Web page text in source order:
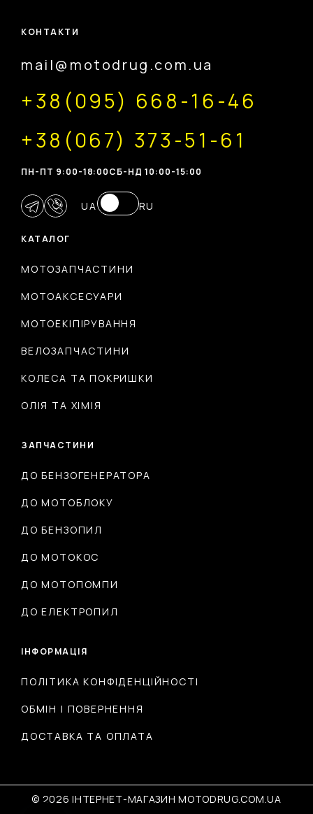
КАТАЛОГ
МОТОЗАПЧАСТИНИ
МОТОАКСЕСУАРИ
МОТОЕКІПІРУВАННЯ
ВЕЛОЗАПЧАСТИНИ
КОЛЕСА ТА ПОКРИШКИ
ОЛІЯ ТА ХІМІЯ
ЗАПЧАСТИНИ
ДО БЕНЗОГЕНЕРАТОРА
ДО МОТОБЛОКУ
ДО БЕНЗОПИЛ
ДО МОТОКОС
ДО МОТОПОМПИ
ДО ЕЛЕКТРОПИЛ
ІНФОРМАЦІЯ
ПОЛІТИКА КОНФІДЕНЦІЙНОСТІ
ОБМІН І ПОВЕРНЕННЯ
ДОСТАВКА ТА ОПЛАТА
КОНТАКТИ
mail@motodrug.com.ua
+38(095) 668-16-46
+38(067) 373-51-61
ПН-ПТ 9:00-18:00CБ-НД 10:00-15:00
UA RU
© 2026 ІНТЕРНЕТ-МАГАЗИН MOTODRUG.COM.UA